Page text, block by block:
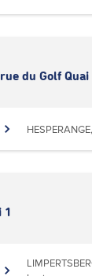
du Golf Quai
1